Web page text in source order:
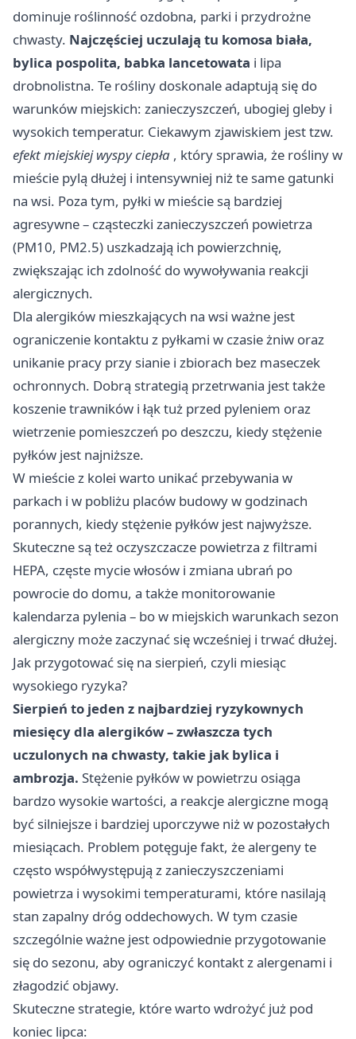
dominuje roślinność ozdobna, parki i przydrożne
chwasty. Najczęściej uczulają tu komosa biała,
bylica pospolita, babka lancetowata i lipa
drobnolistna. Te rośliny doskonale adaptują się do
warunków miejskich: zanieczyszczeń, ubogiej gleby i
wysokich temperatur. Ciekawym zjawiskiem jest tzw.
efekt miejskiej wyspy ciepła , który sprawia, że rośliny w
mieście pylą dłużej i intensywniej niż te same gatunki
na wsi. Poza tym, pyłki w mieście są bardziej
agresywne – cząsteczki zanieczyszczeń powietrza
(PM10, PM2.5) uszkadzają ich powierzchnię,
zwiększając ich zdolność do wywoływania reakcji
alergicznych.
Dla alergików mieszkających na wsi ważne jest
ograniczenie kontaktu z pyłkami w czasie żniw oraz
unikanie pracy przy sianie i zbiorach bez maseczek
ochronnych. Dobrą strategią przetrwania jest także
koszenie trawników i łąk tuż przed pyleniem oraz
wietrzenie pomieszczeń po deszczu, kiedy stężenie
pyłków jest najniższe.
W mieście z kolei warto unikać przebywania w
parkach i w pobliżu placów budowy w godzinach
porannych, kiedy stężenie pyłków jest najwyższe.
Skuteczne są też oczyszczacze powietrza z filtrami
HEPA, częste mycie włosów i zmiana ubrań po
powrocie do domu, a także monitorowanie
kalendarza pylenia – bo w miejskich warunkach sezon
alergiczny może zaczynać się wcześniej i trwać dłużej.
Jak przygotować się na sierpień, czyli miesiąc
wysokiego ryzyka?
Sierpień to jeden z najbardziej ryzykownych
miesięcy dla alergików – zwłaszcza tych
uczulonych na chwasty, takie jak bylica i
ambrozja. Stężenie pyłków w powietrzu osiąga
bardzo wysokie wartości, a reakcje alergiczne mogą
być silniejsze i bardziej uporczywe niż w pozostałych
miesiącach. Problem potęguje fakt, że alergeny te
często współwystępują z zanieczyszczeniami
powietrza i wysokimi temperaturami, które nasilają
stan zapalny dróg oddechowych. W tym czasie
szczególnie ważne jest odpowiednie przygotowanie
się do sezonu, aby ograniczyć kontakt z alergenami i
złagodzić objawy.
Skuteczne strategie, które warto wdrożyć już pod
koniec lipca: